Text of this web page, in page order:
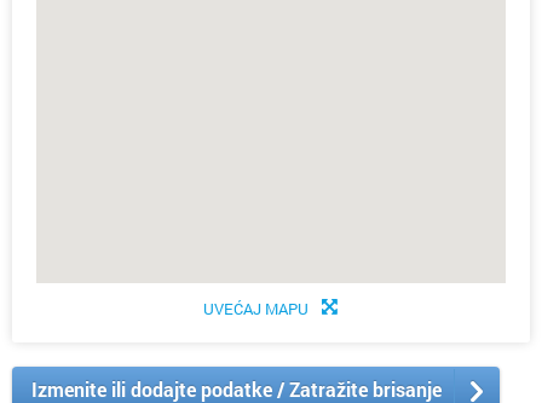
UVEĆAJ MAPU
Izmenite ili dodajte podatke / Zatražite brisanje